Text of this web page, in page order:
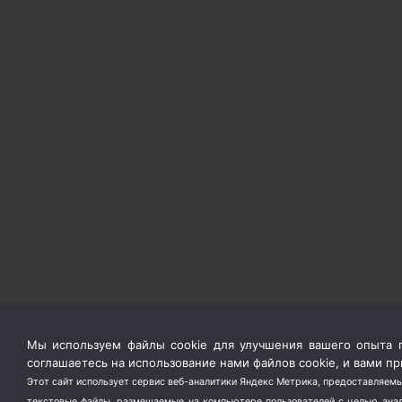
Мы используем файлы cookie для улучшения вашего опыта
соглашаетесь на использование нами файлов cookie, и вами
Этот сайт использует сервис веб-аналитики Яндекс Метрика,